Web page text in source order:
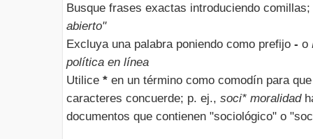
Busque frases exactas introduciendo
abierto"
Excluya una palabra poniendo como prefijo - o
política en línea
Utilice * en un término como comodín para
caracteres concuerde; p. ej., soci* moralidad
documentos que contienen "sociológico" o